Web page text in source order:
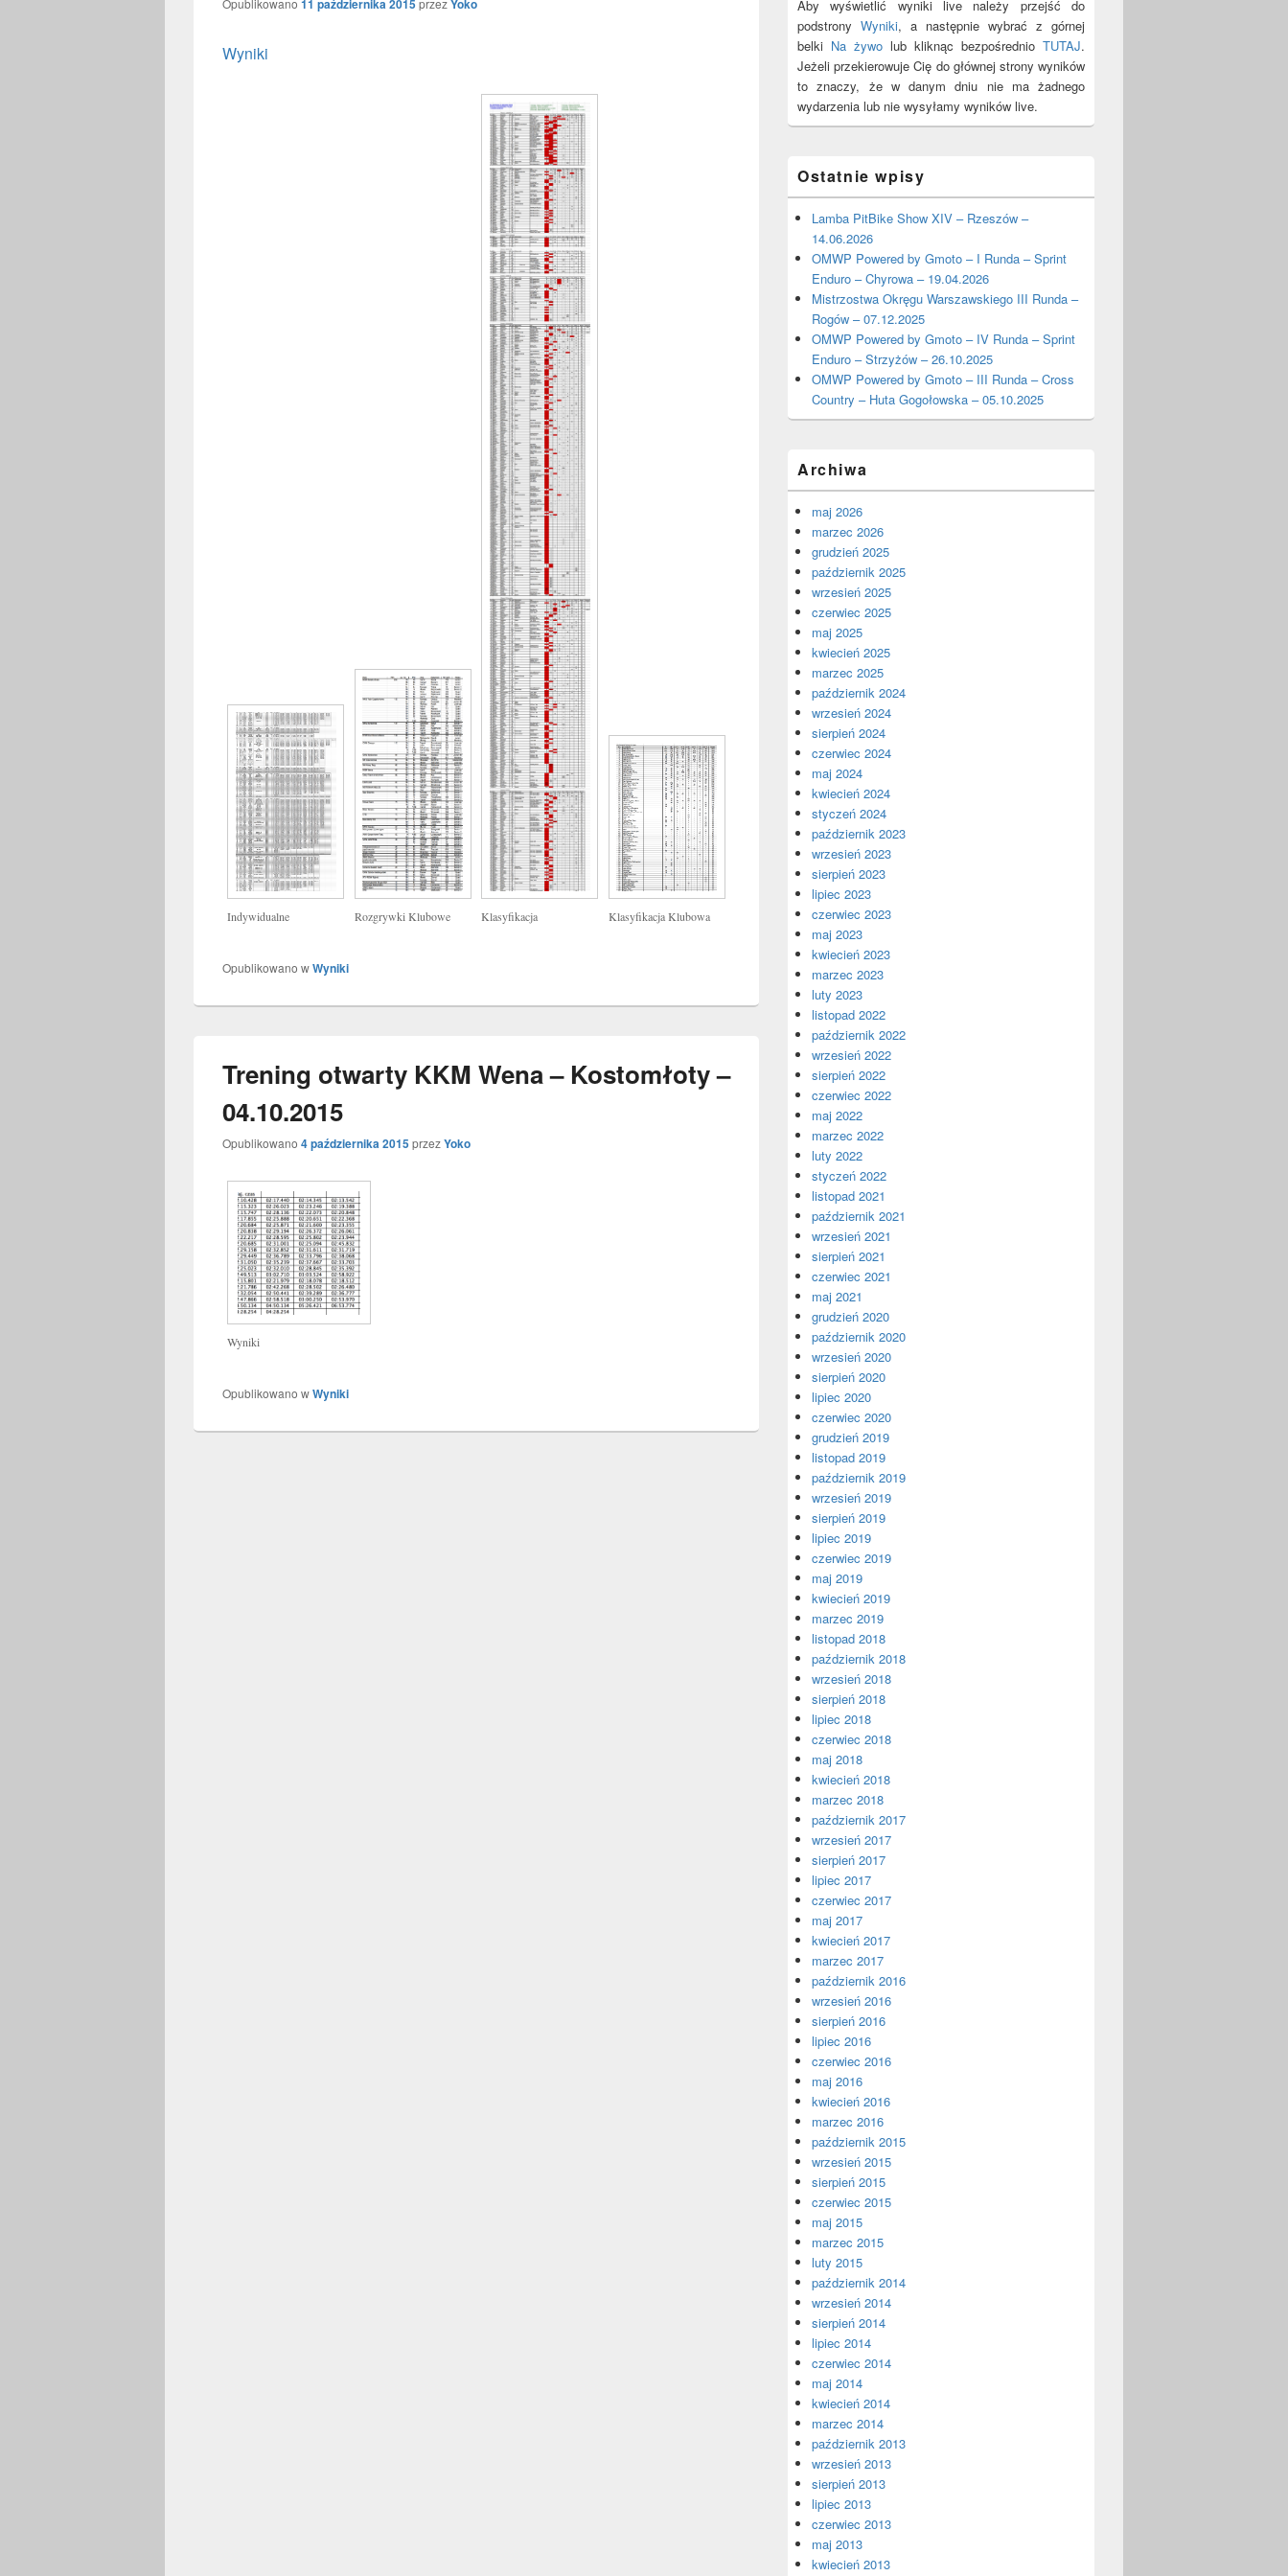
Opublikowano 11 października 2015przezYoko
Wyniki
Indywidualne Rozgrywki Klubowe Klasyfikacja Klasyfikacja Klubowa
Opublikowano wWyniki
Trening otwarty KKM Wena – Kostomłoty –
04.10.2015
Opublikowano 4 października 2015przezYoko
Wyniki
Opublikowano wWyniki
Aby wyświetlić wyniki live należy przejść do
podstrony Wyniki, a następnie wybrać z górnej
belki Na żywo lub kliknąc bezpośrednio TUTAJ.
Jeżeli przekierowuje Cię do głównej strony wyników
to znaczy, że w danym dniu nie ma żadnego
wydarzenia lub nie wysyłamy wyników live.
Ostatnie wpisy
Lamba PitBike Show XIV – Rzeszów –
14.06.2026
OMWP Powered by Gmoto – I Runda – Sprint
Enduro – Chyrowa – 19.04.2026
Mistrzostwa Okręgu Warszawskiego III Runda –
Rogów – 07.12.2025
OMWP Powered by Gmoto – IV Runda – Sprint
Enduro – Strzyżów – 26.10.2025
OMWP Powered by Gmoto – III Runda – Cross
Country – Huta Gogołowska – 05.10.2025
Archiwa
maj 2026
marzec 2026
grudzień 2025
październik 2025
wrzesień 2025
czerwiec 2025
maj 2025
kwiecień 2025
marzec 2025
październik 2024
wrzesień 2024
sierpień 2024
czerwiec 2024
maj 2024
kwiecień 2024
styczeń 2024
październik 2023
wrzesień 2023
sierpień 2023
lipiec 2023
czerwiec 2023
maj 2023
kwiecień 2023
marzec 2023
luty 2023
listopad 2022
październik 2022
wrzesień 2022
sierpień 2022
czerwiec 2022
maj 2022
marzec 2022
luty 2022
styczeń 2022
listopad 2021
październik 2021
wrzesień 2021
sierpień 2021
czerwiec 2021
maj 2021
grudzień 2020
październik 2020
wrzesień 2020
sierpień 2020
lipiec 2020
czerwiec 2020
grudzień 2019
listopad 2019
październik 2019
wrzesień 2019
sierpień 2019
lipiec 2019
czerwiec 2019
maj 2019
kwiecień 2019
marzec 2019
listopad 2018
październik 2018
wrzesień 2018
sierpień 2018
lipiec 2018
czerwiec 2018
maj 2018
kwiecień 2018
marzec 2018
październik 2017
wrzesień 2017
sierpień 2017
lipiec 2017
czerwiec 2017
maj 2017
kwiecień 2017
marzec 2017
październik 2016
wrzesień 2016
sierpień 2016
lipiec 2016
czerwiec 2016
maj 2016
kwiecień 2016
marzec 2016
październik 2015
wrzesień 2015
sierpień 2015
czerwiec 2015
maj 2015
marzec 2015
luty 2015
październik 2014
wrzesień 2014
sierpień 2014
lipiec 2014
czerwiec 2014
maj 2014
kwiecień 2014
marzec 2014
październik 2013
wrzesień 2013
sierpień 2013
lipiec 2013
czerwiec 2013
maj 2013
kwiecień 2013